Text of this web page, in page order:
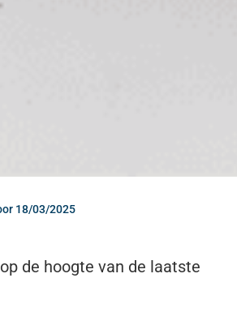
18/03/2025
de hoogte van de laatste